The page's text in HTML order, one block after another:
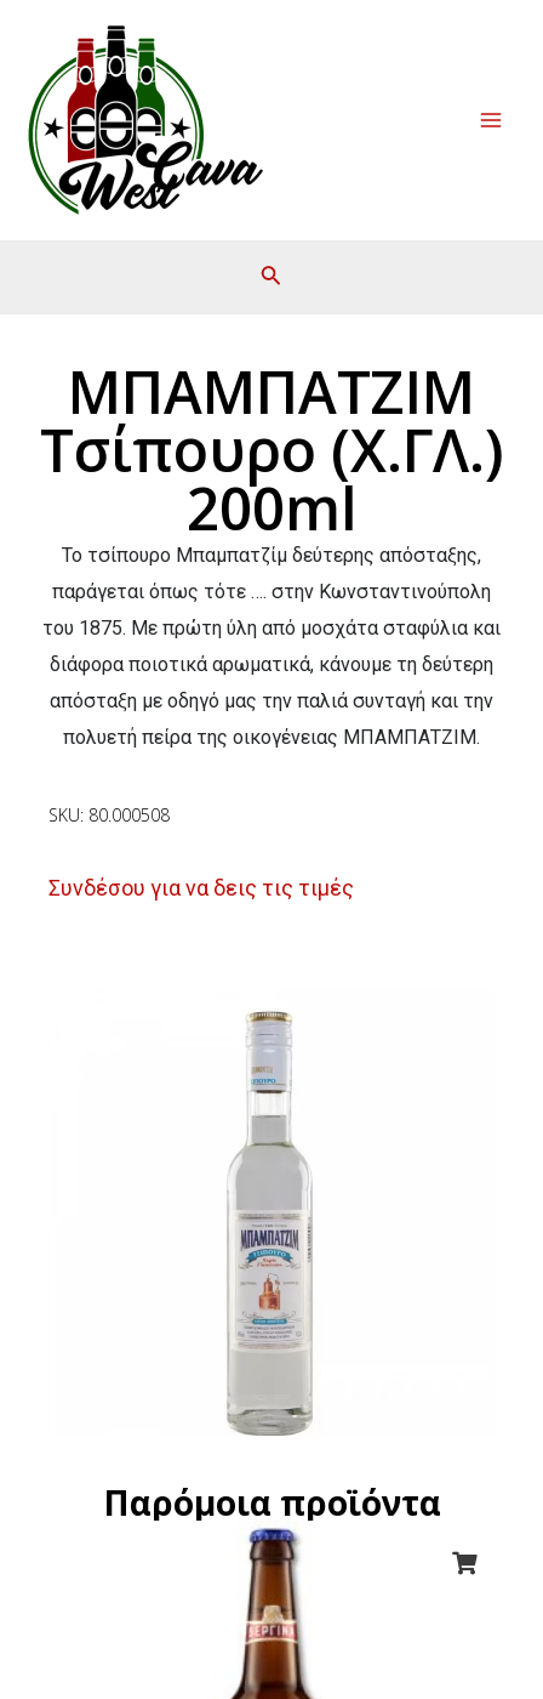
περιεχόμενο
ΜΠΑΜΠΑΤΖΙΜ
Τσίπουρο (Χ.ΓΛ.)
200ml
Το τσίπουρο Μπαμπατζίμ δεύτερης απόσταξης,
παράγεται όπως τότε …. στην Κωνσταντινούπολη
του 1875. Με πρώτη ύλη από μοσχάτα σταφύλια και
διάφορα ποιοτικά αρωματικά, κάνουμε τη δεύτερη
απόσταξη με οδηγό μας την παλιά συνταγή και την
πολυετή πείρα της οικογένειας ΜΠΑΜΠΑΤΖΙΜ.
SKU: 80.000508
Συνδέσου για να δεις τις τιμές
Παρόμοια προϊόντα